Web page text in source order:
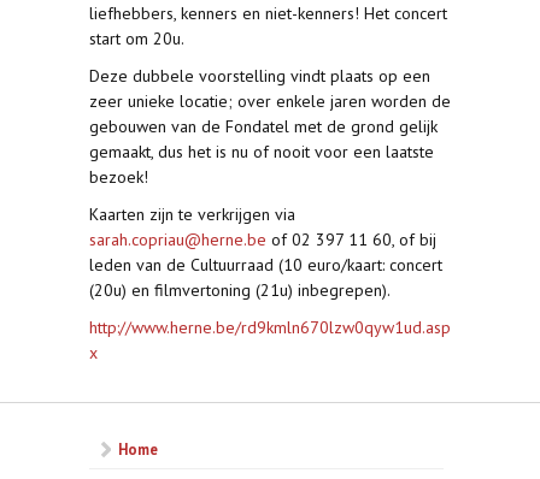
liefhebbers, kenners en niet-kenners! Het concert
start om 20u.
Deze dubbele voorstelling vindt plaats op een
zeer unieke locatie; over enkele jaren worden de
gebouwen van de Fondatel met de grond gelijk
gemaakt, dus het is nu of nooit voor een laatste
bezoek!
Kaarten zijn te verkrijgen via
sarah.copriau@herne.be of 02 397 11 60, of bij
leden van de Cultuurraad (10 euro/kaart: concert
(20u) en filmvertoning (21u) inbegrepen).
http://www.herne.be/rd9kmln670lzw0qyw1ud.asp
x
Home